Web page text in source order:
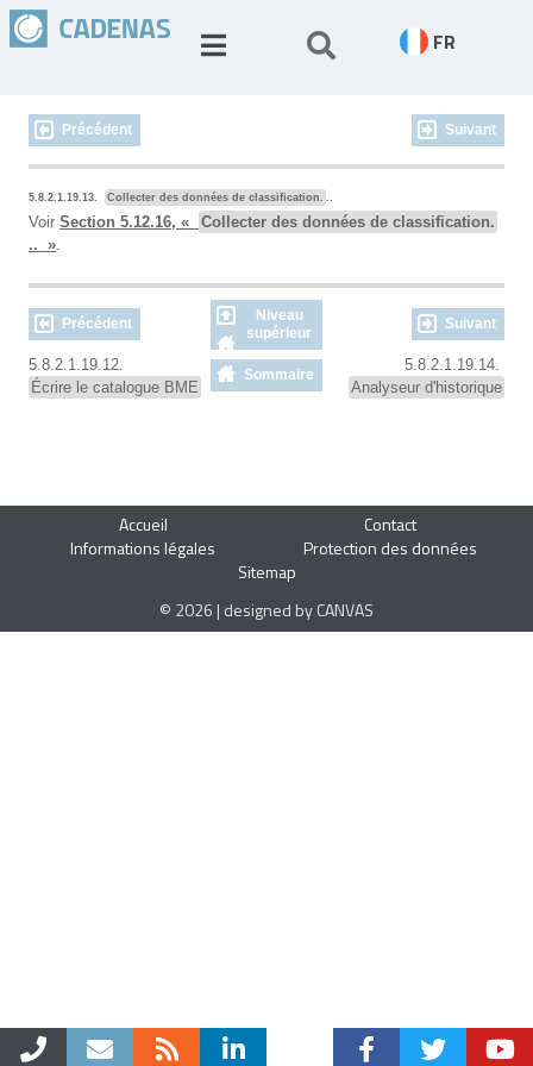
FR
Précédent Suivant
5.8.2.1.19.13. Collecter des données de classification. ..
Voir Section 5.12.16, «
Collecter des données de classification.
.. ».
Précédent
Niveau
supérieur
Suivant
5.8.2.1.19.12.
Écrire le catalogue BME
Sommaire
5.8.2.1.19.14.
Analyseur d'historique
Accueil
Contact
Informations légales
Protection des données
Sitemap
© 2026 | designed by CANVAS